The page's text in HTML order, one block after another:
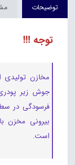
توضیحات
توجه !!!
مخازن تولیدی
جوش زیر
فرسودگی در
بیرونی مخزن
است.